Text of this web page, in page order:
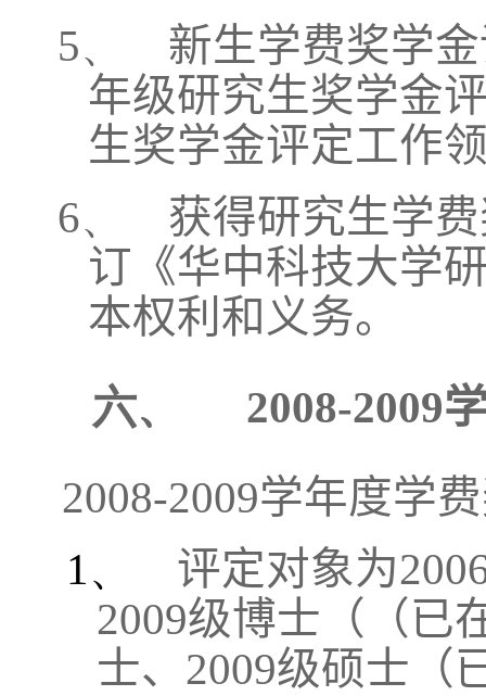
5、
新生学费奖学
年级研究生奖学金
生奖学金评定工作
6、
获得研究生学
订《华中科技大学
本权利和义务。
六、
2008-2009
2008-2009学年度学
1、
评定对象为
2009级博士（（已
士、 2009级硕士（